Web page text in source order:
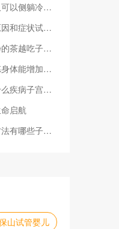
胚胎移植后可以
促排空卵泡怎么
越干净的食物人
功率吗试管移植
般会有哪些问题
启航
肌瘤的治疗方法
山试管婴儿